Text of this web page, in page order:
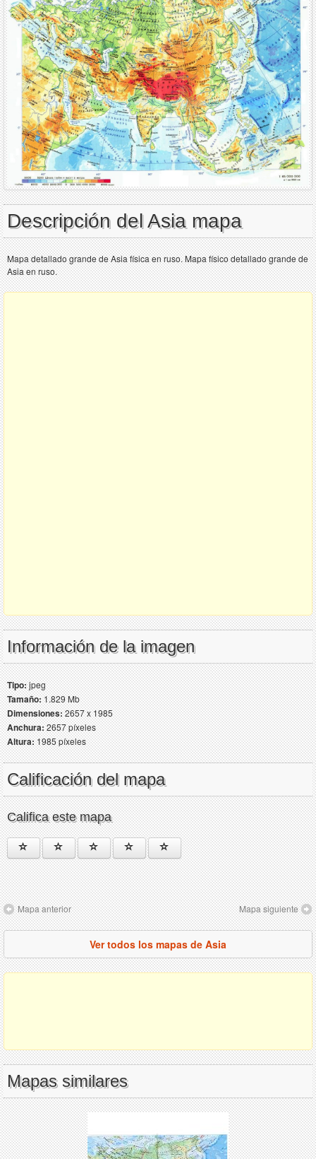
Descripción del Asia mapa
Mapa detallado grande de Asia física en ruso. Mapa físico detallado grande de
Asia en ruso.
Información de la imagen
Tipo:jpeg
Tamaño:1.829 Mb
Dimensiones:2657 x 1985
Anchura:2657 píxeles
Altura:1985 píxeles
Calificación del mapa
Califica este mapa
Mapa anterior Mapa siguiente
Ver todos los mapas de Asia
Mapas similares